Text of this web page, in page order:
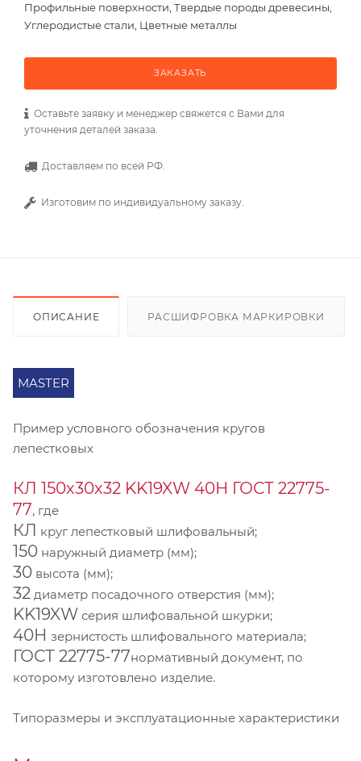
Профильные поверхности, Твердые породы древесины,
Углеродистые стали, Цветные металлы
ЗАКАЗАТЬ
Оставьте заявку и менеджер свяжется с Вами для
уточнения деталей заказа.
Доставляем по всей РФ.
Изготовим по индивидуальному заказу.
ОПИСАНИЕ РАСШИФРОВКА МАРКИРОВКИ
MASTER
Пример условного обозначения кругов
лепестковых
КЛ 150х30х32 KK19XW 40Н ГОСТ 22775-
77, где
КЛ круг лепестковый шлифовальный;
150 наружный диаметр (мм);
30 высота (мм);
32 диаметр посадочного отверстия (мм);
KK19XW серия шлифовальной шкурки;
40Н зернистость шлифовального материала;
ГОСТ 22775-77нормативный документ, по
которому изготовлено изделие.
Типоразмеры и эксплуатационные характеристики